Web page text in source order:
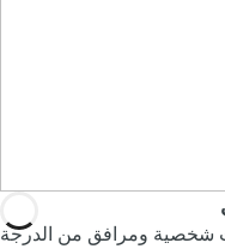
شخصية ومرافق من الدرجة